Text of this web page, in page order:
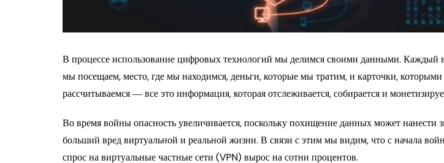
В процессе использование цифровых технологий мы делимся своими данными. Каждый
мы посещаем, место, где мы находимся, деньги, которые мы тратим, и карточки,
рассчитываемся ― все это информация, которая отслеживается, собирается и
Во время войны опасность увеличивается, поскольку похищение данных может нанести
больший вред виртуальной и реальной жизни. В связи с этим мы видим, что с начала
спрос на виртуальные частные сети (VPN) вырос на сотни процентов.